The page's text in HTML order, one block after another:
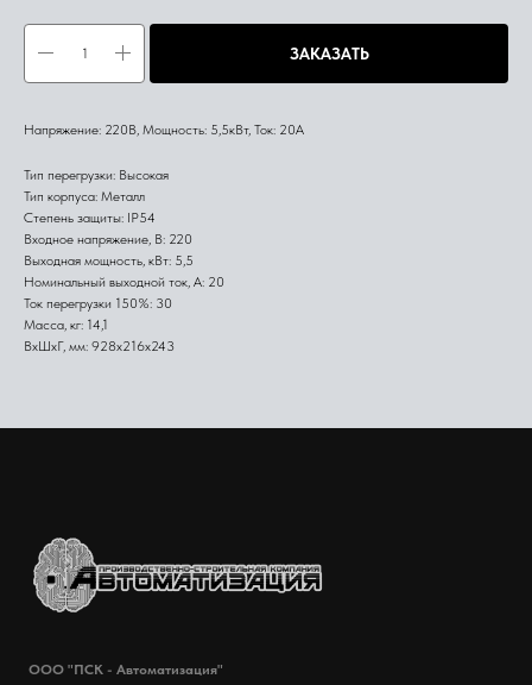
ЗАКАЗАТЬ
Напряжение: 220В, Мощность: 5,5кВт, Ток: 20А
Тип перегрузки: Высокая
Тип корпуса: Металл
Степень защиты: IP54
Входное напряжение, В: 220
Выходная мощность, кВт: 5,5
Номинальный выходной ток, А: 20
Ток перегрузки 150%: 30
Масса, кг: 14,1
ВхШхГ, мм: 928х216х243
ООО "ПСК - Автоматизация"